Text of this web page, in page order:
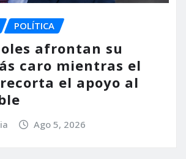
POLÍTICA
afrontan su
caro mientras el
el apoyo al
Ago 5, 2026